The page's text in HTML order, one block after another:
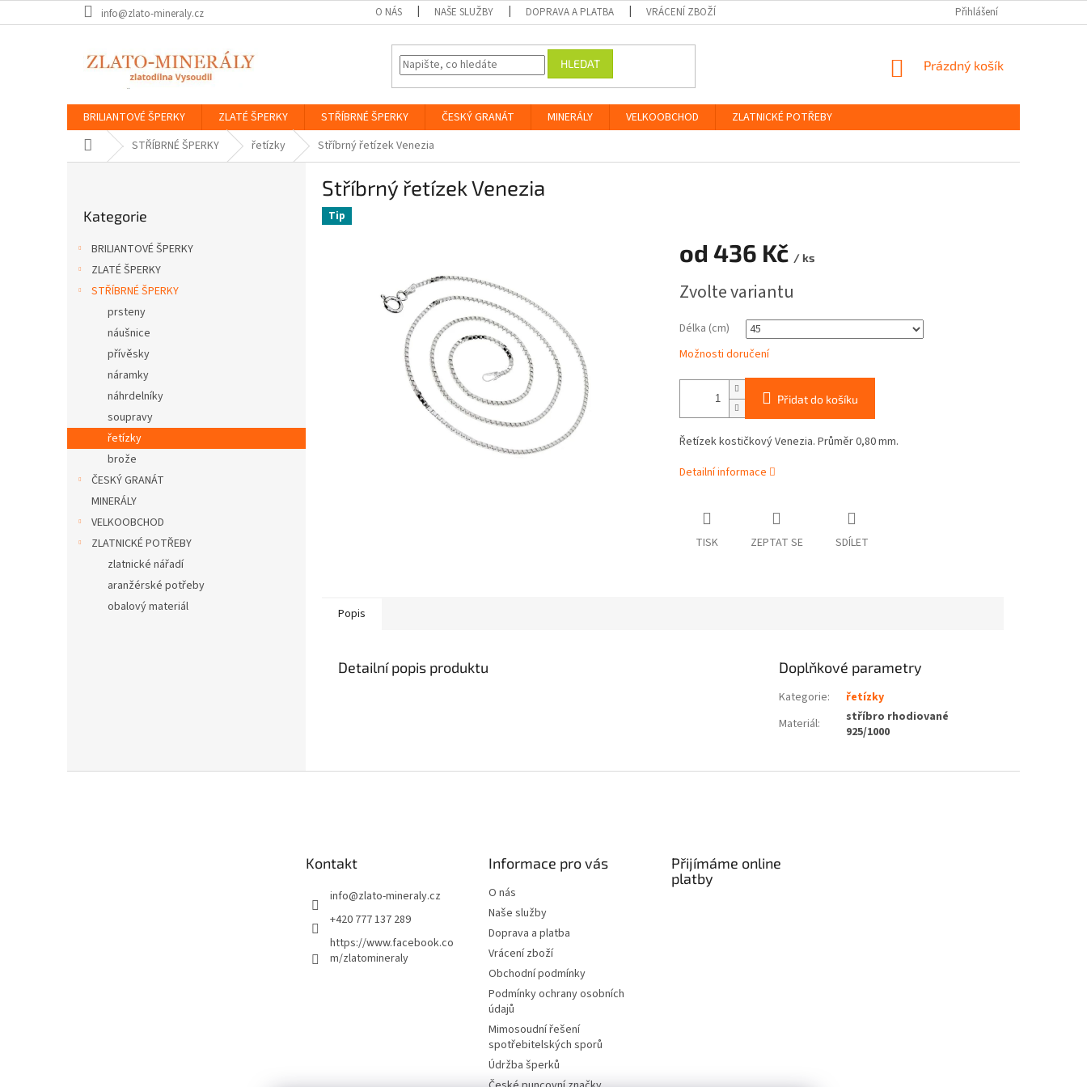
na
info@zlato-mineraly.cz O NÁS NAŠE SLUŽBY DOPRAVA A PLATBA VRÁCENÍ ZBOŽÍ PODMÍNKY OCHRANY OSOBNÍCH ÚDAJŮ
Přihlášení
HLEDAT
NÁKUPNÍ
Prázdný košík
BRILIANTOVÉ ŠPERKY ZLATÉ ŠPERKY STŘÍBRNÉ ŠPERKY ČESKÝ GRANÁT MINERÁLY VELKOOBCHOD
ZLATNICKÉ POTŘEBY
Domů STŘÍBRNÉ ŠPERKY řetízky Stříbrný řetízek Venezia
kategorie
Kategorie
BRILIANTOVÉ ŠPERKY
ZLATÉ ŠPERKY
STŘÍBRNÉ ŠPERKY
prsteny
náušnice
přívěsky
náramky
náhrdelníky
soupravy
řetízky
brože
ČESKÝ GRANÁT
MINERÁLY
VELKOOBCHOD
ZLATNICKÉ POTŘEBY
zlatnické nářadí
aranžérské potřeby
obalový materiál
Stříbrný řetízek Venezia
Tip
od 436 Kč / ks
cena:
Zvolte variantu
Délka (cm)
Možnosti doručení
Přidat do košíku
Řetízek kostičkový Venezia. Průměr 0,80 mm.
Detailní informace
TISK ZEPTAT SE SDÍLET
Popis
Detailní popis produktu Doplňkové parametry
Kategorie:
řetízky
Materiál:
stříbro rhodiované
925/1000
Kontakt
info@zlato-mineraly.cz
+420 777 137 289
https://www.facebook.co
m/zlatomineraly
Informace pro vás
O nás
Naše služby
Doprava a platba
Vrácení zboží
Obchodní podmínky
Podmínky ochrany osobních
údajů
Mimosoudní řešení
spotřebitelských sporů
Údržba šperků
Přijímáme online
platby